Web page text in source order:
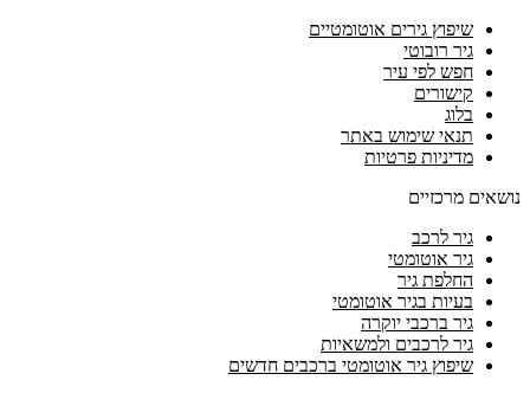
שיפוץ גירים אוטומטיים
גיר רובוטי
חפש לפי עיר
קישורים
בלוג
תנאי שימוש באתר
מדיניות פרטיות
נושאים מרכזיים
גיר לרכב
גיר אוטומטי
החלפת גיר
בעיות בגיר אוטומטי
גיר ברכבי יוקרה
גיר לרכבים ולמשאיות
שיפוץ גיר אוטומטי ברכבים חדשים